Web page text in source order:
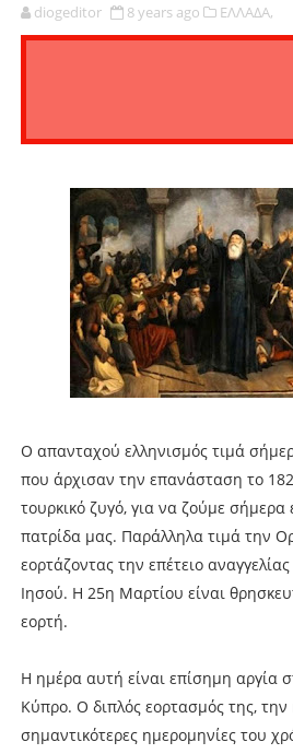
diogeditor 8 years ago ΕΛΛΑΔΑ,
Ο απανταχού ελληνισμός τιμά
που άρχισαν την επανάσταση το
τουρκικό ζυγό, για να ζούμε σήμερα
πατρίδα μας. Παράλληλα τιμά την
εορτάζοντας την επέτειο
Ιησού. Η 25η Μαρτίου είναι
εορτή.
Η ημέρα αυτή είναι επίσημη αργία
Κύπρο. Ο διπλός εορτασμός της, την
σημαντικότερες ημερομηνίες του